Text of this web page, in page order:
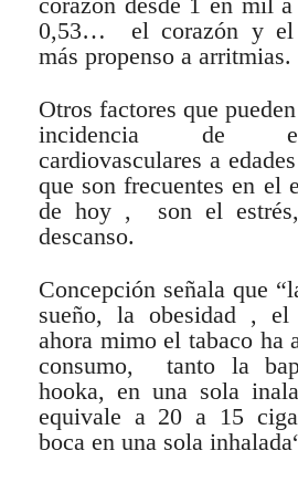
corazón desde 1 en mil
0,53… el corazón y el
más propenso a arritmias.
Otros factores que
incidencia de
cardiovasculares a
que son frecuentes en el
de hoy , son el
descanso.
Concepción señala que
sueño, la obesidad , el
ahora mimo el tabaco ha
consumo, tanto la
hooka, en una sola
equivale a 20 a 15
boca en una sola